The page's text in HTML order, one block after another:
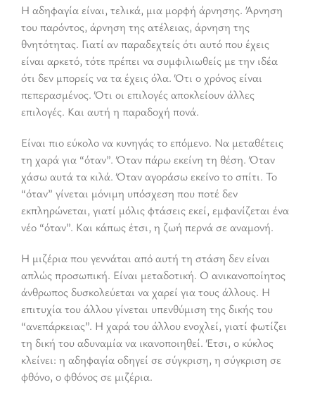
Η αδηφαγία είναι, τελικά, μια μορφή άρνησης. Άρνηση
του παρόντος, άρνηση της ατέλειας, άρνηση της
θνητότητας. Γιατί αν παραδεχτείς ότι αυτό που έχεις
είναι αρκετό, τότε πρέπει να συμφιλιωθείς με την ιδέα
ότι δεν μπορείς να τα έχεις όλα. Ότι ο χρόνος είναι
πεπερασμένος. Ότι οι επιλογές αποκλείουν άλλες
επιλογές. Και αυτή η παραδοχή πονά.
Είναι πιο εύκολο να κυνηγάς το επόμενο. Να μεταθέτεις
τη χαρά για “όταν”. Όταν πάρω εκείνη τη θέση. Όταν
χάσω αυτά τα κιλά. Όταν αγοράσω εκείνο το σπίτι. Το
“όταν” γίνεται μόνιμη υπόσχεση που ποτέ δεν
εκπληρώνεται, γιατί μόλις φτάσεις εκεί, εμφανίζεται ένα
νέο “όταν”. Και κάπως έτσι, η ζωή περνά σε αναμονή.
Η μιζέρια που γεννάται από αυτή τη στάση δεν είναι
απλώς προσωπική. Είναι μεταδοτική. Ο ανικανοποίητος
άνθρωπος δυσκολεύεται να χαρεί για τους άλλους. Η
επιτυχία του άλλου γίνεται υπενθύμιση της δικής του
“ανεπάρκειας”. Η χαρά του άλλου ενοχλεί, γιατί φωτίζει
τη δική του αδυναμία να ικανοποιηθεί. Έτσι, ο κύκλος
κλείνει: η αδηφαγία οδηγεί σε σύγκριση, η σύγκριση σε
φθόνο, ο φθόνος σε μιζέρια.